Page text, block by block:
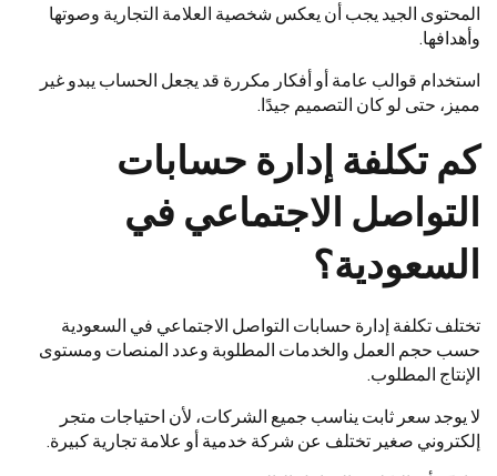
المحتوى الجيد يجب أن يعكس شخصية العلامة التجارية وصوتها
وأهدافها.
استخدام قوالب عامة أو أفكار مكررة قد يجعل الحساب يبدو غير
مميز، حتى لو كان التصميم جيدًا.
كم تكلفة إدارة حسابات
التواصل الاجتماعي في
السعودية؟
تختلف تكلفة إدارة حسابات التواصل الاجتماعي في السعودية
حسب حجم العمل والخدمات المطلوبة وعدد المنصات ومستوى
الإنتاج المطلوب.
لا يوجد سعر ثابت يناسب جميع الشركات، لأن احتياجات متجر
إلكتروني صغير تختلف عن شركة خدمية أو علامة تجارية كبيرة.